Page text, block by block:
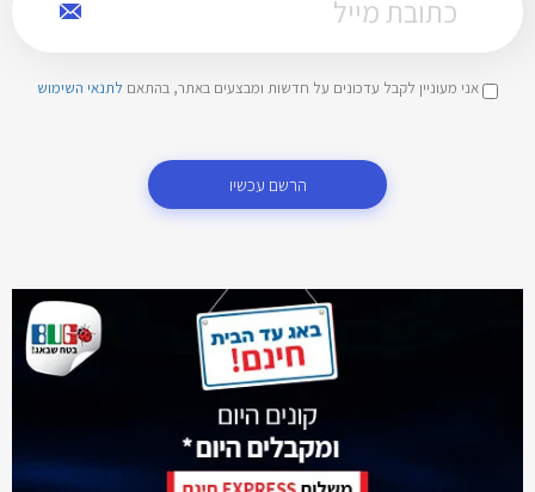
אני מעוניין לקבל עדכונים על חדשות ומבצעים באתר, בהתאם לתנאי השימוש
הרשם עכשיו